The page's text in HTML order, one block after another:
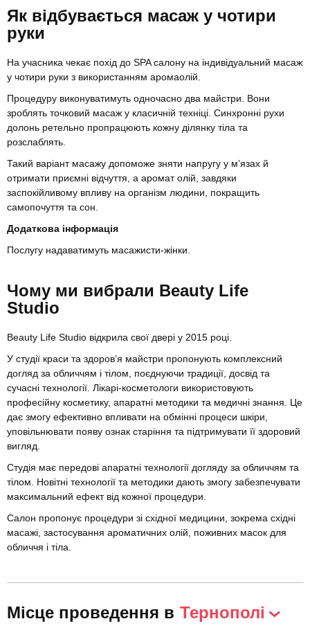
Як відбувається масаж у чотири
руки
На учасника чекає похід до SPA салону на індивідуальний масаж
у чотири руки з використанням аромаолій.
Процедуру виконуватимуть одночасно два майстри. Вони
зроблять точковий масаж у класичній техніці. Синхронні рухи
долонь ретельно пропрацюють кожну ділянку тіла та
розслаблять.
Такий варіант масажу допоможе зняти напругу у м’язах й
отримати приємні відчуття, а аромат олій, завдяки
заспокійливому впливу на організм людини, покращить
самопочуття та сон.
Додаткова інформація
Послугу надаватимуть масажисти-жінки.
Чому ми вибрали Beauty Life
Studio
Beauty Life Studio відкрила свої двері у 2015 році.
У студії краси та здоров’я майстри пропонують комплексний
догляд за обличчям і тілом, поєднуючи традиції, досвід та
сучасні технології. Лікарі-косметологи використовують
професійну косметику, апаратні методики та медичні знання. Це
дає змогу ефективно впливати на обмінні процеси шкіри,
уповільнювати появу ознак старіння та підтримувати її здоровий
вигляд.
Студія має передові апаратні технології догляду за обличчям та
тілом. Новітні технології та методики дають змогу забезпечувати
максимальний ефект від кожної процедури.
Салон пропонує процедури зі східної медицини, зокрема східні
масажі, застосування ароматичних олій, поживних масок для
обличчя і тіла.
Місце проведення в Тернополі